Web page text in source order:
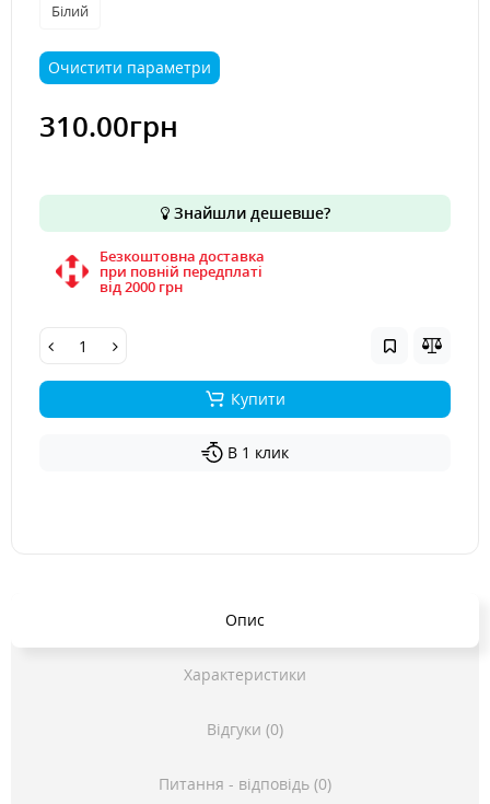
Білий
Очистити параметри
310.00грн
Знайшли дешевше?
Безкоштовна доставка
при повній передплаті
вiд 2000 грн
Купити
В 1 клик
Опис
Характеристики
Відгуки (0)
Питання - відповідь (0)